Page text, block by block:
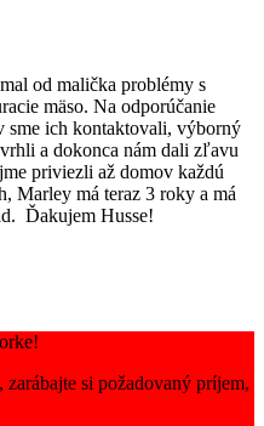
od malička problémy s
mäso. Na odporúčanie
sme ich kontaktovali, výborný
a dokonca nám dali zľavu
priviezli až domov každú
Marley má teraz 3 roky a má
Ďakujem Husse!
si požadovaný príjem,